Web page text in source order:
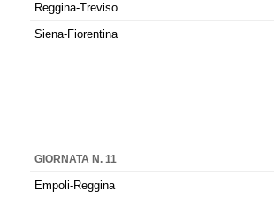
Reggina-Treviso
Siena-Fiorentina
GIORNATA N. 11
Empoli-Reggina